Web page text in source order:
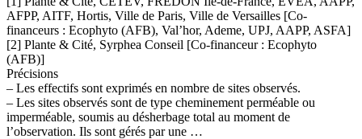
AFPP, AITF, Hortis, Ville de Paris, Ville de Versailles [Co-
financeurs : Ecophyto (AFB), Val’hor, Ademe, UPJ, AAPP, ASFA]
[2] Plante & Cité, Syrphea Conseil [Co-financeur : Ecophyto
(AFB)]
Précisions
– Les effectifs sont exprimés en nombre de sites observés.
– Les sites observés sont de type cheminement perméable ou
imperméable, soumis au désherbage total au moment de
l’observation. Ils sont gérés par une …